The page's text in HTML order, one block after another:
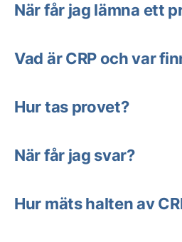
När får jag lämna ett
Vad är CRP och var
Hur tas provet?
När får jag svar?
Hur mäts halten av